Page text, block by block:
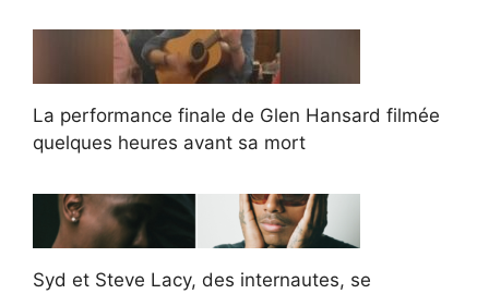
La performance finale de Glen Hansard filmée
quelques heures avant sa mort
Syd et Steve Lacy, des internautes, se